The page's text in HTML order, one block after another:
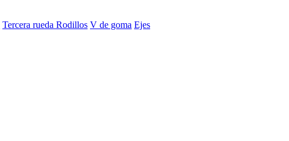
Tercera rueda Rodillos V de goma Ejes